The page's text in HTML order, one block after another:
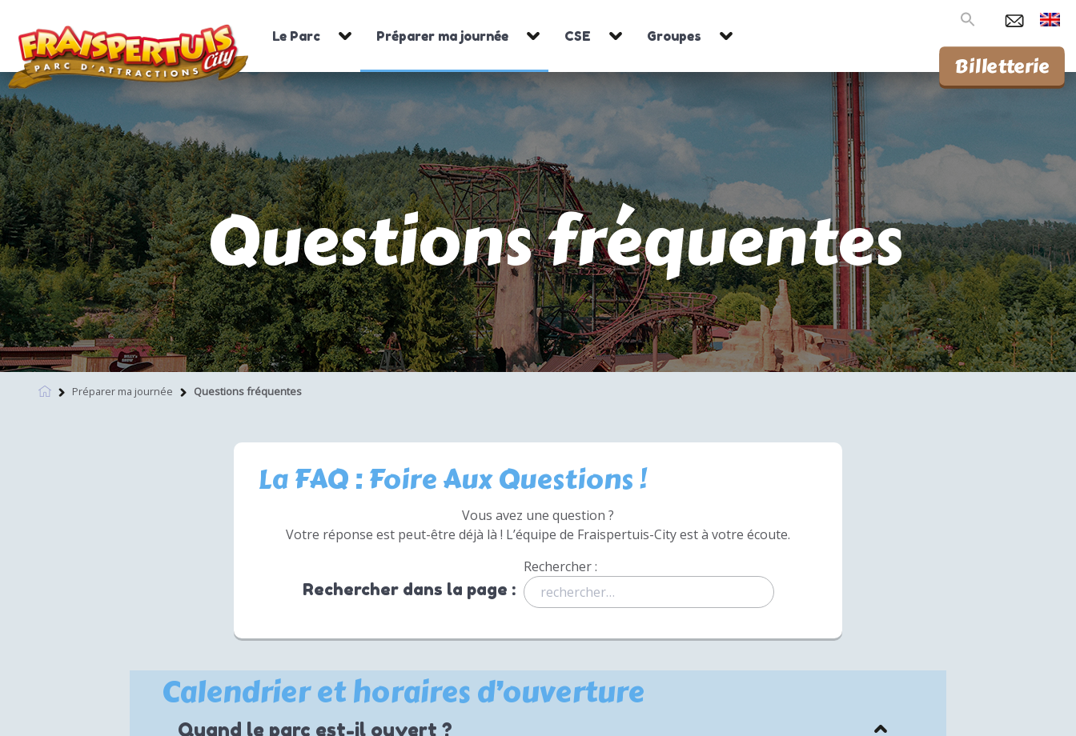
Le Parc Préparer ma journée CSE Groupes
Search
Billetterie
Questions fréquentes
Préparer ma journée Questions fréquentes
La FAQ : Foire Aux Questions !
Vous avez une question ?
Votre réponse est peut-être déjà là ! L’équipe de Fraispertuis-City est à votre écoute.
Rechercher dans la page :
Rechercher :
Calendrier et horaires d’ouverture
Quand le parc est-il ouvert ?